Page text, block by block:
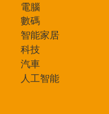
電腦
數碼
智能家居
科技
汽車
人工智能